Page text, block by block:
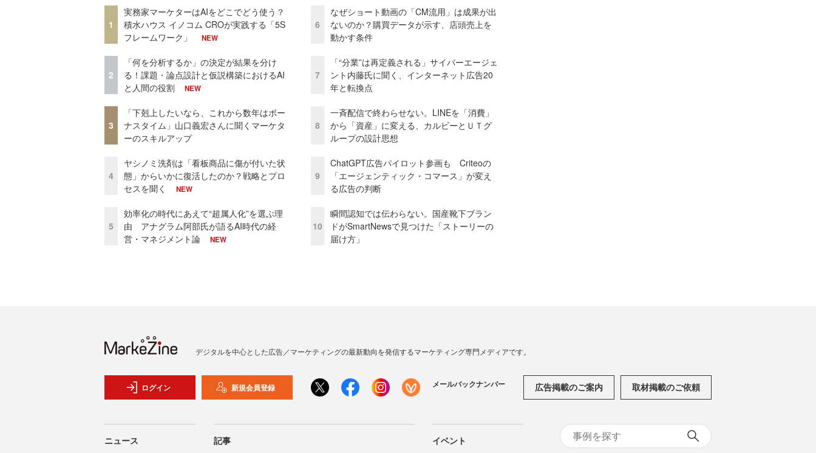
1
実務家マーケターはAIをどこでどう使う？
積水ハウス イノコム CROが実践する「5S
フレームワーク」
NEW
2
「何を分析するか」の決定が結果を分け
る！課題・論点設計と仮説構築におけるAI
と人間の役割
NEW
3
「下剋上したいなら、これから数年はボー
ナスタイム」山口義宏さんに聞くマーケタ
ーのスキルアップ
4
ヤシノミ洗剤は「看板商品に傷が付いた状
態」からいかに復活したのか？戦略とプロ
セスを聞く
NEW
5
効率化の時代にあえて“超属人化”を選ぶ理
由 アナグラム阿部氏が語るAI時代の経
営・マネジメント論
NEW
6
なぜショート動画の「CM流用」は成果が出
ないのか？購買データが示す、店頭売上を
動かす条件
7
「“分業”は再定義される」サイバーエージェ
ント内藤氏に聞く、インターネット広告20
年と転換点
8
一斉配信で終わらせない。LINEを「消費」
から「資産」に変える、カルビーとＵＴグ
ループの設計思想
9
ChatGPT広告パイロット参画も Criteoの
「エージェンティック・コマース」が変え
る広告の判断
10
瞬間認知では伝わらない。国産靴下ブラン
ドがSmartNewsで見つけた「ストーリーの
届け方」
デジタルを中心とした広告／マーケティングの最新動向を発信するマーケティング専門メディアです。
ログイン 新規会員登録 メールバックナンバー 広告掲載のご案内 取材掲載のご依頼
ニュース 記事 イベント